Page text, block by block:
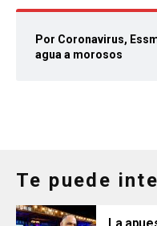
Por Coronavirus,
agua a morosos
Te puede
La